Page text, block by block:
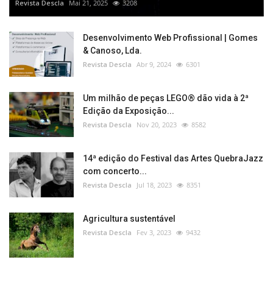
Revista Descla Mai 21, 2025 3208
Desenvolvimento Web Profissional | Gomes
& Canoso, Lda.
Revista Descla Abr 9, 2024 6301
Um milhão de peças LEGO® dão vida à 2ª
Edição da Exposição...
Revista Descla Nov 20, 2023 8582
14ª edição do Festival das Artes QuebraJazz
com concerto...
Revista Descla Jul 18, 2023 8351
Agricultura sustentável
Revista Descla Fev 3, 2023 9432